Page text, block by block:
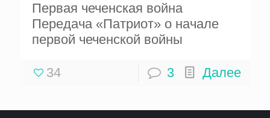
Первая чеченская война
Передача «Патриот» о начале
первой чеченской войны
34 3 Далее